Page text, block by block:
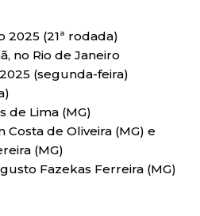
2025 (21ª rodada)
no Rio de Janeiro
(segunda-feira)
de Lima (MG)
Costa de Oliveira (MG) e
(MG)
Fazekas Ferreira (MG)